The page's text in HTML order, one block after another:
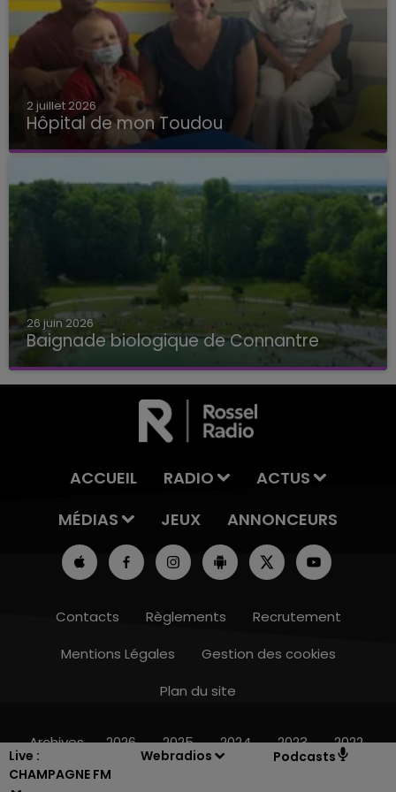
Live :
CHAMPAGNE FM
Webradios Podcasts
16h00 - 20h00
2 juillet 2026
Hôpital de mon Toudou
Hôpital de mon Toudou
26 juin 2026
Baignade biologique de Connantre
Baignade biologique de Connantre
ACCUEIL RADIO
ACTUS
MÉDIAS
JEUX ANNONCEURS
Contacts Règlements
Recrutement
Mentions Légales
Gestion des cookies
Plan du site
Archives 2026 2025 2024 2023 2022